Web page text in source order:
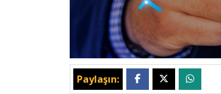
Paylaşın: